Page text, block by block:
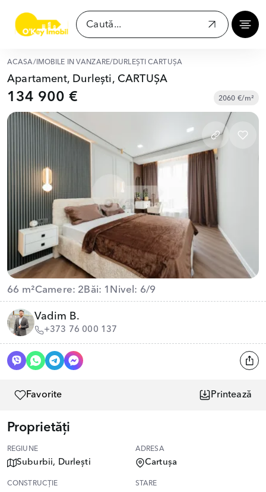
ACASĂ/ IMOBILE ÎN VÂNZARE/ DURLEȘTI CARTUȘA
Apartament, Durlești, CARTUȘA
134 900 € 2060 €/m²
66 m²Camere: 2 Băi: 1 Nivel: 6/9
Vadim B.
+373 76 000 137
Favorite Printează
Proprietăți
REGIUNE
Suburbii, Durlești
ADRESA
Cartușa
CONSTRUCȚIE STARE